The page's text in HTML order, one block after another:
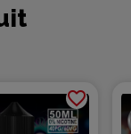
favorite_border